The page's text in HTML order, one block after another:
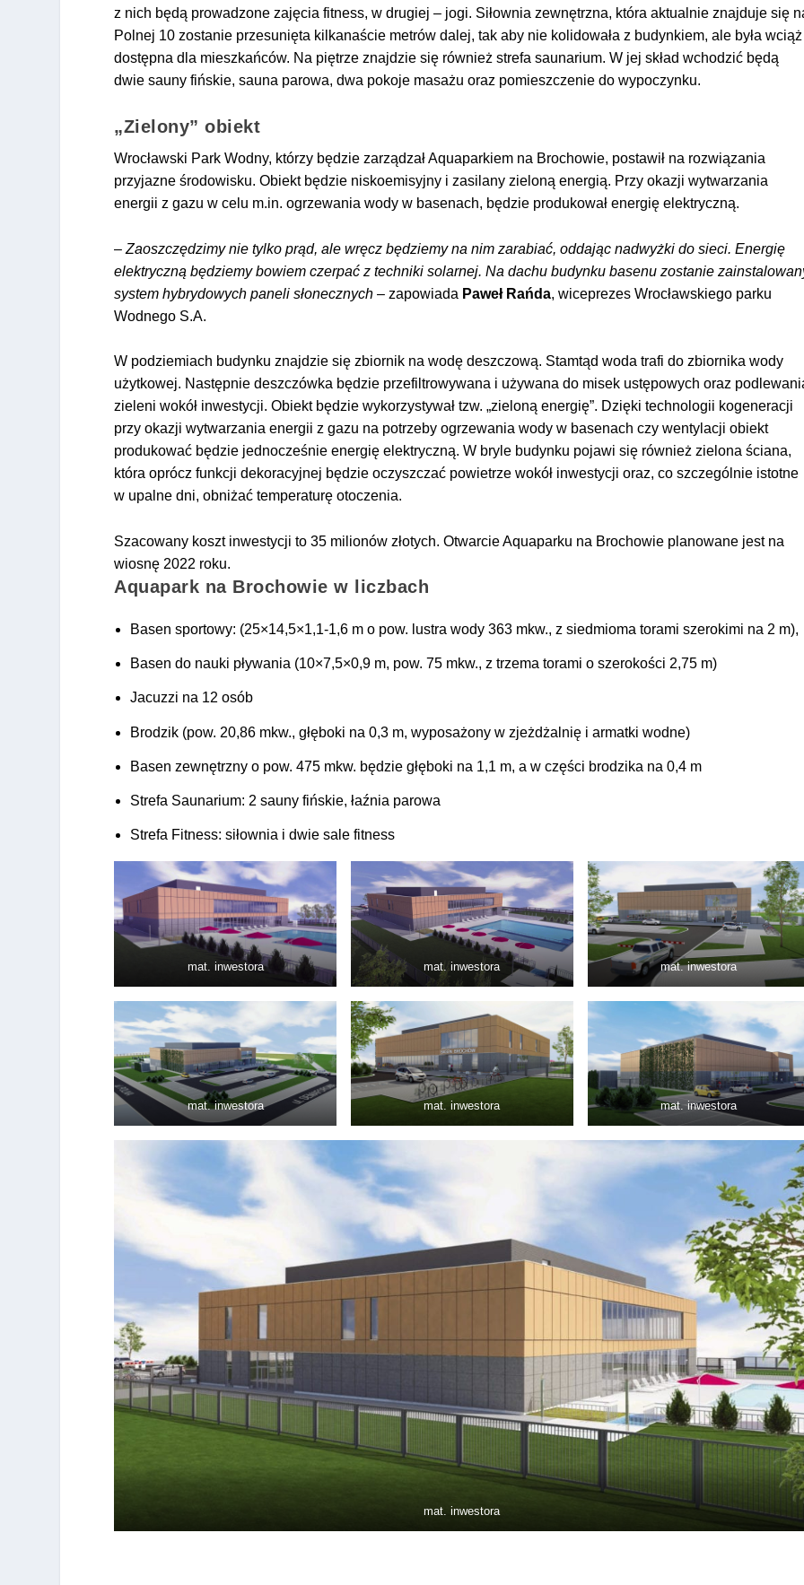
z nich będą prowadzone zajęcia fitness, w drugiej – jogi. Siłownia zewnętrzna, która aktualnie znajduje się
Polnej 10 zostanie przesunięta kilkanaście metrów dalej, tak aby nie kolidowała z budynkiem, ale była wciąż
dostępna dla mieszkańców. Na piętrze znajdzie się również strefa saunarium. W jej skład wchodzić będą
dwie sauny fińskie, sauna parowa, dwa pokoje masażu oraz pomieszczenie do wypoczynku.
„Zielony” obiekt
Wrocławski Park Wodny, którzy będzie zarządzał Aquaparkiem na Brochowie, postawił na rozwiązania
przyjazne środowisku. Obiekt będzie niskoemisyjny i zasilany zieloną energią. Przy okazji wytwarzania
energii z gazu w celu m.in. ogrzewania wody w basenach, będzie produkował energię elektryczną.
–Zaoszczędzimy nie tylko prąd, ale wręcz będziemy na nim zarabiać, oddając nadwyżki do sieci. Energię
elektryczną będziemy bowiem czerpać z techniki solarnej. Na dachu budynku basenu zostanie
system hybrydowych paneli słonecznych – zapowiada Paweł Rańda, wiceprezes Wrocławskiego parku
Wodnego S.A.
W podziemiach budynku znajdzie się zbiornik na wodę deszczową. Stamtąd woda trafi do zbiornika wody
użytkowej. Następnie deszczówka będzie przefiltrowywana i używana do misek ustępowych oraz
zieleni wokół inwestycji. Obiekt będzie wykorzystywał tzw. „zieloną energię”. Dzięki technologii kogeneracji
przy okazji wytwarzania energii z gazu na potrzeby ogrzewania wody w basenach czy wentylacji obiekt
produkować będzie jednocześnie energię elektryczną. W bryle budynku pojawi się również zielona ściana,
która oprócz funkcji dekoracyjnej będzie oczyszczać powietrze wokół inwestycji oraz, co szczególnie istotne
w upalne dni, obniżać temperaturę otoczenia.
Szacowany koszt inwestycji to 35 milionów złotych. Otwarcie Aquaparku na Brochowie planowane jest na
wiosnę 2022 roku.
Aquapark na Brochowie w liczbach
Basen sportowy: (25×14,5×1,1-1,6 m o pow. lustra wody 363 mkw., z siedmioma torami szerokimi na 2 m),
Basen do nauki pływania (10×7,5×0,9 m, pow. 75 mkw., z trzema torami o szerokości 2,75 m)
Jacuzzi na 12 osób
Brodzik (pow. 20,86 mkw., głęboki na 0,3 m, wyposażony w zjeżdżalnię i armatki wodne)
Basen zewnętrzny o pow. 475 mkw. będzie głęboki na 1,1 m, a w części brodzika na 0,4 m
Strefa Saunarium: 2 sauny fińskie, łaźnia parowa
Strefa Fitness: siłownia i dwie sale fitness
mat. inwestora mat. inwestora mat. inwestora
mat. inwestora mat. inwestora mat. inwestora
mat. inwestora